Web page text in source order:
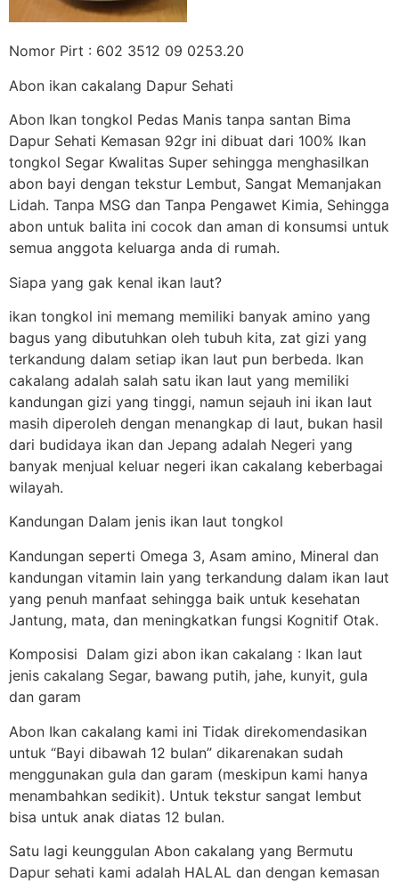
Nomor Pirt : 602 3512 09 0253.20
Abon ikan cakalang Dapur Sehati
Abon Ikan tongkol Pedas Manis tanpa santan Bima
Dapur Sehati Kemasan 92gr ini dibuat dari 100% Ikan
tongkol Segar Kwalitas Super sehingga menghasilkan
abon bayi dengan tekstur Lembut, Sangat Memanjakan
Lidah. Tanpa MSG dan Tanpa Pengawet Kimia, Sehingga
abon untuk balita ini cocok dan aman di konsumsi untuk
semua anggota keluarga anda di rumah.
Siapa yang gak kenal ikan laut?
ikan tongkol ini memang memiliki banyak amino yang
bagus yang dibutuhkan oleh tubuh kita, zat gizi yang
terkandung dalam setiap ikan laut pun berbeda. Ikan
cakalang adalah salah satu ikan laut yang memiliki
kandungan gizi yang tinggi, namun sejauh ini ikan laut
masih diperoleh dengan menangkap di laut, bukan hasil
dari budidaya ikan dan Jepang adalah Negeri yang
banyak menjual keluar negeri ikan cakalang keberbagai
wilayah.
Kandungan Dalam jenis ikan laut tongkol
Kandungan seperti Omega 3, Asam amino, Mineral dan
kandungan vitamin lain yang terkandung dalam ikan laut
yang penuh manfaat sehingga baik untuk kesehatan
Jantung, mata, dan meningkatkan fungsi Kognitif Otak.
Komposisi Dalam gizi abon ikan cakalang : Ikan laut
jenis cakalang Segar, bawang putih, jahe, kunyit, gula
dan garam
Abon Ikan cakalang kami ini Tidak direkomendasikan
untuk “Bayi dibawah 12 bulan” dikarenakan sudah
menggunakan gula dan garam (meskipun kami hanya
menambahkan sedikit). Untuk tekstur sangat lembut
bisa untuk anak diatas 12 bulan.
Satu lagi keunggulan Abon cakalang yang Bermutu
Dapur sehati kami adalah HALAL dan dengan kemasan